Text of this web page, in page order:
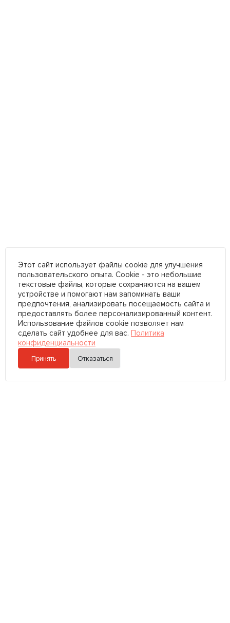
Этот сайт использует файлы cookie для улучшения
пользовательского опыта. Cookie - это небольшие
текстовые файлы, которые сохраняются на вашем
устройстве и помогают нам запоминать ваши
предпочтения, анализировать посещаемость сайта и
предоставлять более персонализированный контент.
Использование файлов cookie позволяет нам
сделать сайт удобнее для вас. Политика
конфиденциальности
Принять Отказаться